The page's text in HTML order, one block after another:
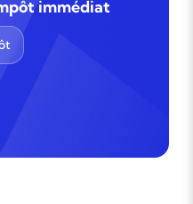
immédiat